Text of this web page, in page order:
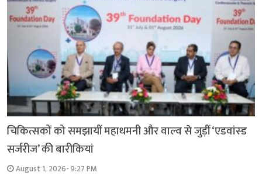
चिकित्सकों को समझायीं महाधमनी और वाल्व से जुड़ीं ‘एडवांस्ड
सर्जरीज’ की बारीकियां
August 1, 2026- 9:27 PM